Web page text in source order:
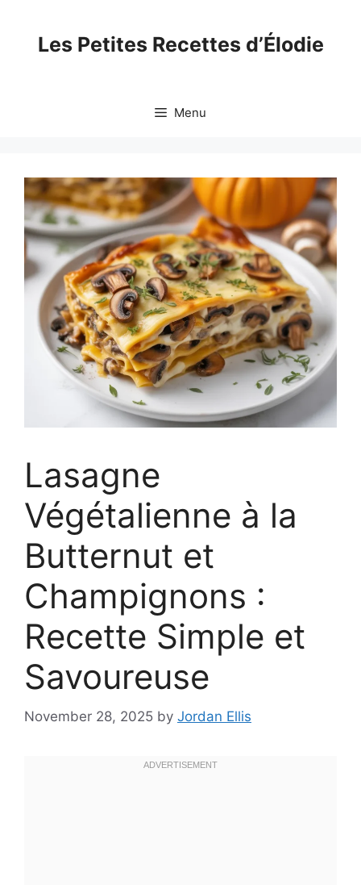
contentLes Petites Recettes d’Élodie
Menu
Lasagne
Végétalienne à la
Butternut et
Champignons :
Recette Simple et
Savoureuse
November 28, 2025 by Jordan Ellis